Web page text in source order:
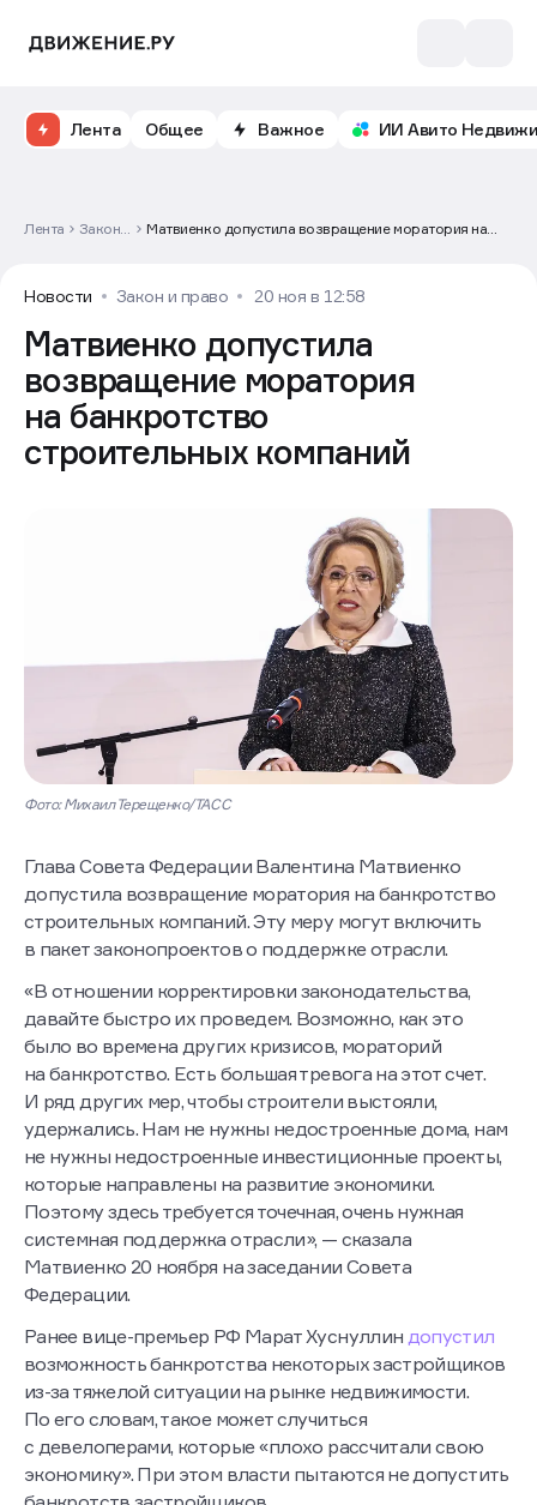
Лента Общее Важное ИИ Авито
Лента
Закон и
Матвиенко допустила возвращение моратория на
Новости Закон и право 20 ноя в 12:58
Матвиенко допустила
возвращение моратория
на банкротство
строительных компаний
Фото: Михаил Терещенко/ТАСС
Глава Совета Федерации Валентина Матвиенко
допустила возвращение моратория на банкротство
строительных компаний. Эту меру могут включить
в пакет законопроектов о поддержке отрасли.
«В отношении корректировки законодательства,
давайте быстро их проведем. Возможно, как это
было во времена других кризисов, мораторий
на банкротство. Есть большая тревога на этот счет.
И ряд других мер, чтобы строители выстояли,
удержались. Нам не нужны недостроенные дома, нам
не нужны недостроенные инвестиционные проекты,
которые направлены на развитие экономики.
Поэтому здесь требуется точечная, очень нужная
системная поддержка отрасли», — сказала
Матвиенко 20 ноября на заседании Совета
Федерации.
Ранее вице-премьер РФ Марат Хуснуллин допустил
возможность банкротства некоторых застройщиков
из-за тяжелой ситуации на рынке недвижимости.
По его словам, такое может случиться
с девелоперами, которые «плохо рассчитали свою
экономику». При этом власти пытаются не допустить